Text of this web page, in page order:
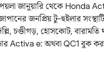
জানুয়ারি থেকে Honda
জনপ্রিয় টু-হুইলার
চণ্ডীগড়, হোসকোট,
Activa e: অথবা QC1 বুক